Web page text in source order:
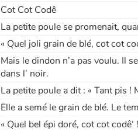
Cot Cot Codê
La petite poule se promenait,
« Quel joli grain de blé, cot cot
Mais le dindon n’a pas voulu. Il
dans l’ noir.
La petite poule a dit : « Tant pis !
Elle a semé le grain de blé. Le
« Quel bel épi doré, cot cot